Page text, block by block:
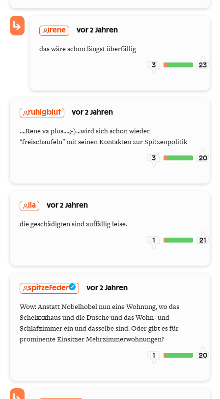
Irene vor 2 Jahren
das wäre schon längst überfällig
3 23
ruhigblut vor 2 Jahren
....Rene va plus....;-)...wird sich schon wieder
"freischaufeln" mit seinen Kontakten zur Spitzenpolitik
3 20
lia vor 2 Jahren
die geschädigten sind auffällig leise.
1 21
spitzeFeder vor 2 Jahren
Wow: Anstatt Nobelhobel nun eine Wohnung, wo das
Scheixxxhaus und die Dusche und das Wohn- und
Schlafzimmer ein und dasselbe sind. Oder gibt es für
prominente Einsitzer Mehrzimmerwohnungen?
1 20